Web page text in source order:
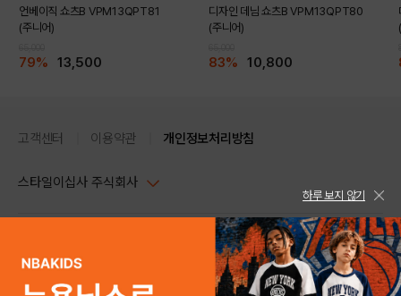
언베이직 쇼츠B VPM13QPT81
(주니어)
79% 13,500
디자인 데님 쇼츠B VPM13QPT80
(주니어)
83% 10,800
고객센터 이용약관 개인정보처리방침
스타일이십사 주식회사
주소 : 서울시 강남구 논현로 633, 6층 (논현동, 한세엠케이빌딩)
사업자등록번호 : 116-81-32499
스타일24 고객센터 1544-5336
평일 09:00~ 18:00 (토/일/공휴일 휴무)
하루 보지 않기